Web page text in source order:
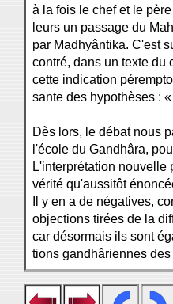
à la fois le chef et le
leurs un passage du
par Madhyântika. C'est
contré, dans un texte du
cette indication
sante des hypothèses :
Dès lors, le débat nous
l'école du Gandhâra,
L'interprétation nouvelle
vérité qu'aussitôt
Il y en a de négatives,
objections tirées de la
car désormais ils sont
tions gandhâriennes